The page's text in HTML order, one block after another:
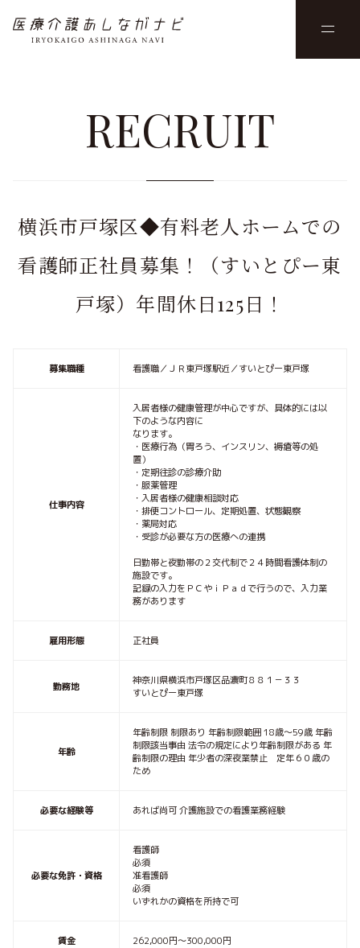
RECRUIT
横浜市戸塚区◆有料老人ホームでの
看護師正社員募集！（すいとぴー東
戸塚）年間休日125日！
募集職種 看護職／ＪＲ東戸塚駅近／すいとぴー東戸塚
仕事内容
入居者様の健康管理が中心ですが、具体的には以
下のような内容に
なります。
・医療行為（胃ろう、インスリン、褥瘡等の処
置）
・定期往診の診療介助
・服薬管理
・入居者様の健康相談対応
・排便コントロール、定期処置、状態観察
・薬局対応
・受診が必要な方の医療への連携
日勤帯と夜勤帯の２交代制で２４時間看護体制の
施設です。
記録の入力をＰＣやｉＰａｄで行うので、入力業
務があります
雇用形態 正社員
勤務地
神奈川県横浜市戸塚区品濃町８８１－３３
すいとぴー東戸塚
年齢
年齢制限 制限あり 年齢制限範囲 18歳〜59歳 年齢
制限該当事由 法令の規定により年齢制限がある 年
齢制限の理由 年少者の深夜業禁止 定年６０歳の
ため
必要な経験等 あれば尚可 介護施設での看護業務経験
必要な免許・資格
看護師
必須
准看護師
必須
いずれかの資格を所持で可
賃金 262,000円〜300,000円